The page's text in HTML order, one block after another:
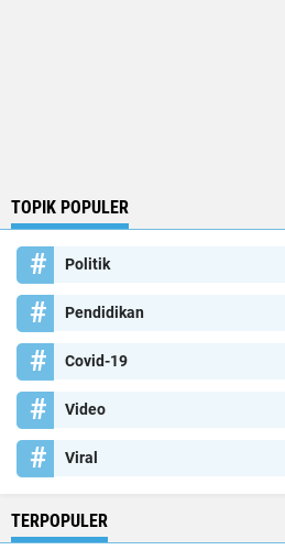
TOPIK POPULER
Politik
Pendidikan
Covid-19
Video
Viral
TERPOPULER